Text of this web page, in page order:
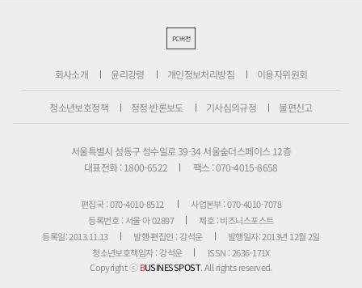
PC버전
회사소개 윤리강령 개인정보처리방침 이용자위원회
청소년보호정책 정정·반론보도 기사심의규정 불편신고
서울특별시 성동구 성수일로 39-34 서울숲더스페이스 12층
대표전화 : 1800-6522
팩스 : 070-4015-8658
편집국 : 070-4010-8512
사업본부 : 070-4010-7078
등록번호 : 서울 아 02897
제호 : 비즈니스포스트
등록일: 2013.11.13
발행·편집인 : 강석운
발행일자: 2013년 12월 2일
청소년보호책임자 : 강석운
ISSN : 2636-171X
Copyright ⓒBUSINESSPOST. All rights reserved.